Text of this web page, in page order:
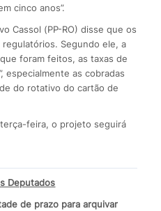
cinco anos”.
Cassol (PP-RO) disse que os
Segundo ele, a
foram feitos, as taxas de
especialmente as cobradas
do rotativo do cartão de
feira, o projeto seguirá
Deputados
de prazo para arquivar